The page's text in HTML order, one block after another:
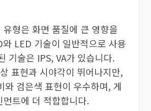
유형은 화면 품질에 큰 영향을
와 LED 기술이 일반적으로 사용
기술은 IPS, VA가 있습니다.
표현과 시야각이 뛰어나지만,
와 검은색 표현이 우수하며, 게
먼트에 더 적합합니다.